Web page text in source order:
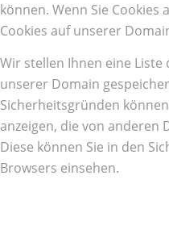
können. Wenn Sie Cookies
Cookies auf unserer
Wir stellen Ihnen eine
unserer Domain
Sicherheitsgründen
anzeigen, die von anderen
Diese können Sie in den
Browsers einsehen.